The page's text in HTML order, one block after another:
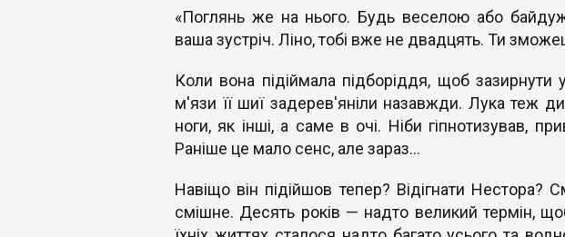
«Поглянь же на нього. Будь веселою або
ваша зустріч. Ліно, тобі вже не двадцять. Ти
Коли вона підіймала підборіддя, щоб
м'язи її шиї задерев'яніли назавжди. Лука теж
ноги, як інші, а саме в очі. Ніби гіпнотизував,
Раніше це мало сенс, але зараз...
Навіщо він підійшов тепер? Відігнати
смішне. Десять років — надто великий термін,